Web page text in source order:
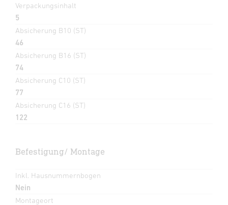
Verpackungsinhalt
5
Absicherung B10 (ST)
46
Absicherung B16 (ST)
74
Absicherung C10 (ST)
77
Absicherung C16 (ST)
122
Befestigung/ Montage
Inkl. Hausnummernbogen
Nein
Montageort